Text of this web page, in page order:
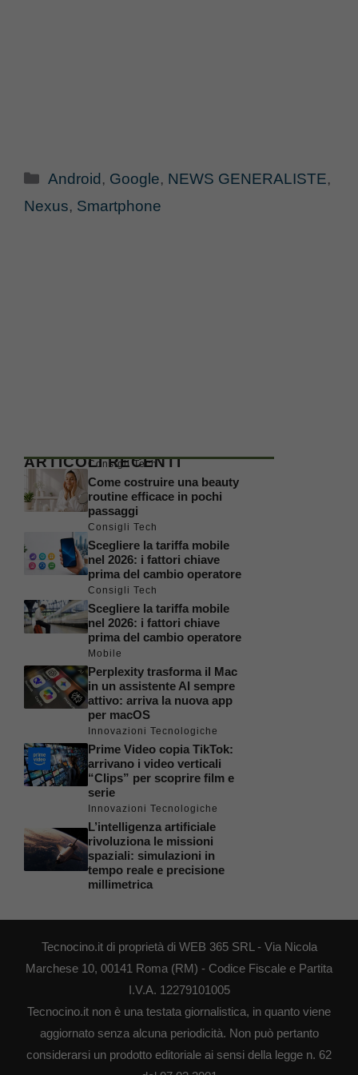
Categorie
Android, Google, NEWS GENERALISTE,
Nexus, Smartphone
ARTICOLI RECENTI
Consigli Tech
Come costruire una beauty
routine efficace in pochi
passaggi
Consigli Tech
Scegliere la tariffa mobile
nel 2026: i fattori chiave
prima del cambio operatore
Consigli Tech
Scegliere la tariffa mobile
nel 2026: i fattori chiave
prima del cambio operatore
Mobile
Perplexity trasforma il Mac
in un assistente AI sempre
attivo: arriva la nuova app
per macOS
Innovazioni Tecnologiche
Prime Video copia TikTok:
arrivano i video verticali
“Clips” per scoprire film e
serie
Innovazioni Tecnologiche
L’intelligenza artificiale
rivoluziona le missioni
spaziali: simulazioni in
tempo reale e precisione
millimetrica
Tecnocino.it di proprietà di WEB 365 SRL - Via Nicola
Marchese 10, 00141 Roma (RM) - Codice Fiscale e Partita
I.V.A. 12279101005
Tecnocino.it non è una testata giornalistica, in quanto viene
aggiornato senza alcuna periodicità. Non può pertanto
considerarsi un prodotto editoriale ai sensi della legge n. 62